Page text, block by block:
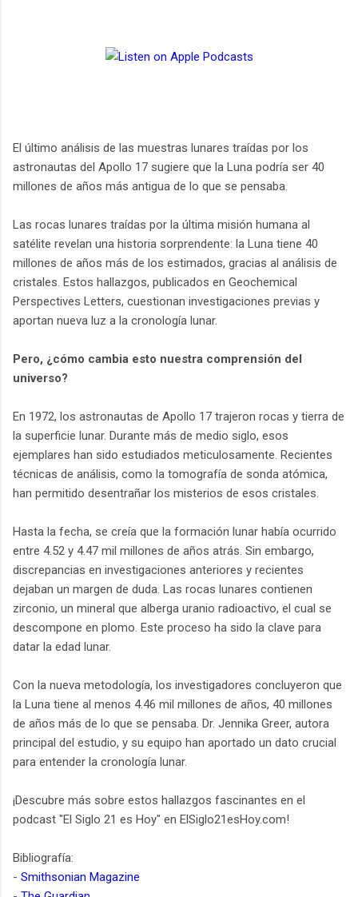
El último análisis de las muestras lunares traídas por los
astronautas del Apollo 17 sugiere que la Luna podría ser 40
millones de años más antigua de lo que se pensaba.
Las rocas lunares traídas por la última misión humana al
satélite revelan una historia sorprendente: la Luna tiene 40
millones de años más de los estimados, gracias al análisis de
cristales. Estos hallazgos, publicados en Geochemical
Perspectives Letters, cuestionan investigaciones previas y
aportan nueva luz a la cronología lunar.
Pero, ¿cómo cambia esto nuestra comprensión del
universo?
En 1972, los astronautas de Apollo 17 trajeron rocas y tierra de
la superficie lunar. Durante más de medio siglo, esos
ejemplares han sido estudiados meticulosamente. Recientes
técnicas de análisis, como la tomografía de sonda atómica,
han permitido desentrañar los misterios de esos cristales.
Hasta la fecha, se creía que la formación lunar había ocurrido
entre 4.52 y 4.47 mil millones de años atrás. Sin embargo,
discrepancias en investigaciones anteriores y recientes
dejaban un margen de duda. Las rocas lunares contienen
zirconio, un mineral que alberga uranio radioactivo, el cual se
descompone en plomo. Este proceso ha sido la clave para
datar la edad lunar.
Con la nueva metodología, los investigadores concluyeron que
la Luna tiene al menos 4.46 mil millones de años, 40 millones
de años más de lo que se pensaba. Dr. Jennika Greer, autora
principal del estudio, y su equipo han aportado un dato crucial
para entender la cronología lunar.
¡Descubre más sobre estos hallazgos fascinantes en el
podcast "El Siglo 21 es Hoy" en ElSiglo21esHoy.com!
Bibliografía:
- Smithsonian Magazine